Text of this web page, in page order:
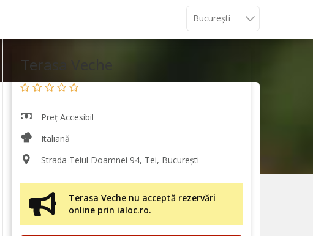
Terasa Veche
Preț Accesibil
Italiană
Strada Teiul Doamnei 94, Tei, București
Terasa Veche nu acceptă rezervări
online prin ialoc.ro.